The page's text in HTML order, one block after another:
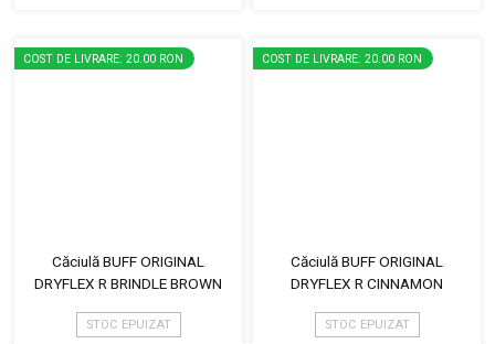
COST DE LIVRARE: 20.00 RON
Căciulă BUFF ORIGINAL
DRYFLEX R BRINDLE BROWN
STOC EPUIZAT
COST DE LIVRARE: 20.00 RON
Căciulă BUFF ORIGINAL
DRYFLEX R CINNAMON
STOC EPUIZAT